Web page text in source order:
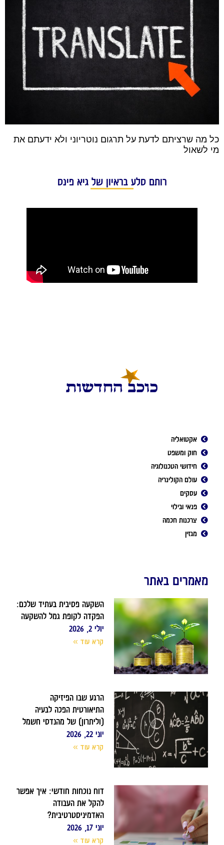
כל מה שרציתם לדעת על תרגום נוטריוני ולא ידעתם את
מי לשאול
רותם סלע בראיון של גיא פינס
אקטואליה
חוק ומשפט
חידושי הטכנולוגיה
עולם הקולינריה
עסקים
פנאי ובילוי
צרכנות חכמה
מגזין
מאמרים באתר
השקעה פסיבית בעתיד שלכם:
הפקדה לקופת גמל להשקעה
יולי 2, 2026
קרא עוד »
הרגע שבו הפיזיקה
התיאורטית הפכה לבעיה
(וליתרון) של מהנדסי חשמל
יוני 22, 2026
קרא עוד »
דוח נוכחות חודשי: איך אפשר
להקל את העבודה
האדמיניסטרטיבית?
יוני 17, 2026
קרא עוד »